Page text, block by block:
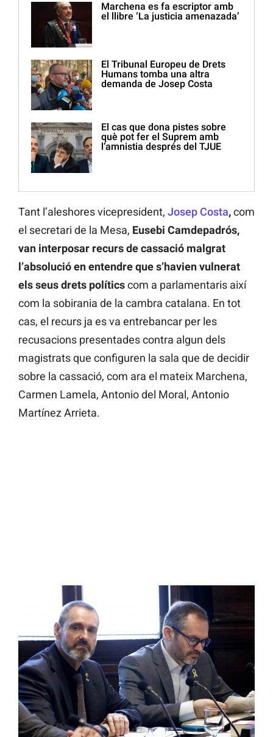
Marchena es fa escriptor amb
el llibre ‘La justicia amenazada’
El Tribunal Europeu de Drets
Humans tomba una altra
demanda de Josep Costa
El cas que dona pistes sobre
què pot fer el Suprem amb
l’amnistia després del TJUE
Tant l’aleshores vicepresident, Josep Costa,com
el secretari de la Mesa, Eusebi Camdepadrós,
van interposar recurs de cassació malgrat
l’absolució en entendre que s’havien vulnerat
els seus drets políticscom a parlamentaris així
com la sobirania de la cambra catalana. En tot
cas, el recurs ja es va entrebancar per les
recusacions presentades contra algun dels
magistrats que configuren la sala que de decidir
sobre la cassació, com ara el mateix Marchena,
Carmen Lamela, Antonio del Moral, Antonio
Martínez Arrieta.